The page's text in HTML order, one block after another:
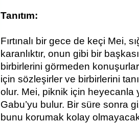
Tanıtım:
Fırtınalı bir gece de keçi Mei,
karanlıktır, onun gibi bir
birbirlerini görmeden
için sözleşirler ve birbirlerini
olur. Mei, piknik için heyecanla
Gabu’yu bulur. Bir süre sonra
bunu korumak kolay